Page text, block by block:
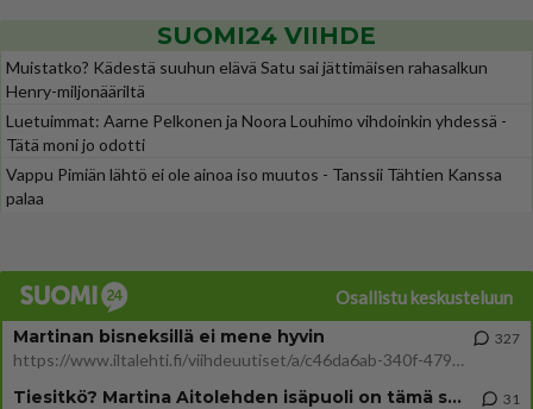
SUOMI24 VIIHDE
Muistatko? Kädestä suuhun elävä Satu sai jättimäisen rahasalkun
Henry-miljonääriltä
Luetuimmat: Aarne Pelkonen ja Noora Louhimo vihdoinkin yhdessä -
Tätä moni jo odotti
Vappu Pimiän lähtö ei ole ainoa iso muutos - Tanssii Tähtien Kanssa
palaa
Osallistu keskusteluun
Martinan bisneksillä ei mene hyvin
https://www.iltalehti.fi/viihdeuutiset/a/c46da6ab-340f-4790-aaa7-0865eed2336 Yrityksen konkurssihakemus on tullut kärä
327
Tiesitkö? Martina Aitolehden isäpuoli on tämä suosittu laulaja 31